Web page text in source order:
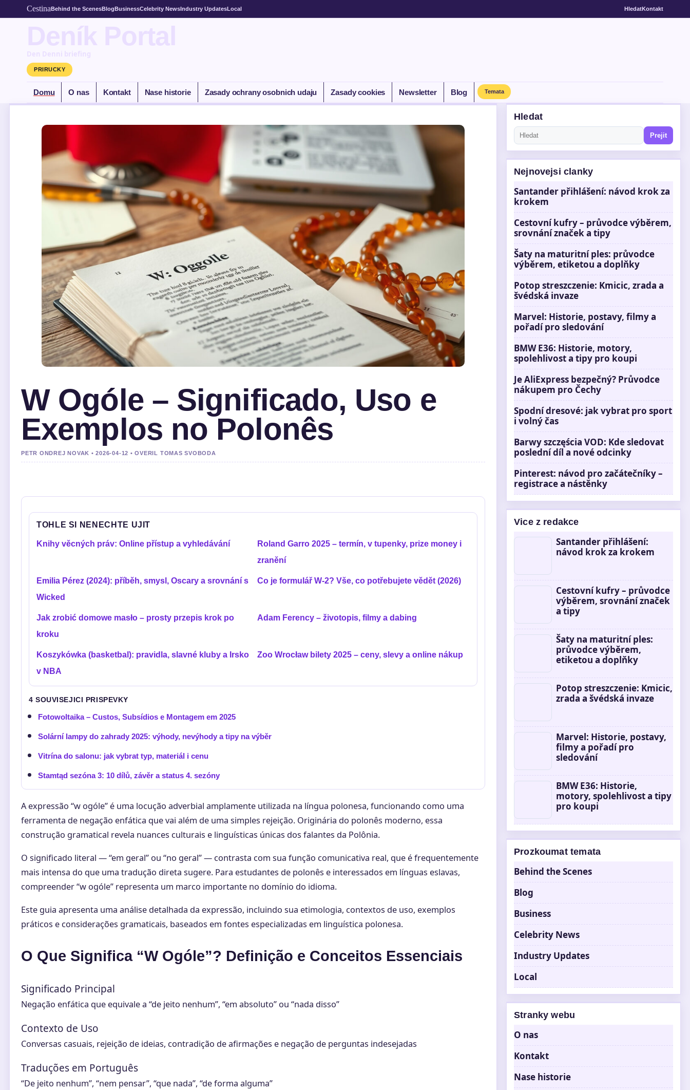
CestinaBehind the ScenesBlogBusinessCelebrity NewsIndustry UpdatesLocal HledatKontakt
Deník Portal
Den Denni briefing
PRIRUCKY
Domu O nas Kontakt Nase historie Zasady ochrany osobnich udaju Zasady cookies Newsletter Blog Temata
W Ogóle – Significado, Uso e
Exemplos no Polonês
PETR ONDREJ NOVAK • 2026-04-12 • OVERIL TOMAS SVOBODA
TOHLE SI NENECHTE UJIT
Knihy věcných práv: Online přístup a vyhledávání
Roland Garro 2025 – termín, v tupenky, prize money i
zranění
Emilia Pérez (2024): příběh, smysl, Oscary a srovnání s
Wicked
Co je formulář W-2? Vše, co potřebujete vědět (2026)
Jak zrobić domowe masło – prosty przepis krok po
kroku
Adam Ferency – životopis, filmy a dabing
Koszykówka (basketbal): pravidla, slavné kluby a Irsko
v NBA
Zoo Wrocław bilety 2025 – ceny, slevy a online nákup
4 SOUVISEJICI PRISPEVKY
Fotowoltaika – Custos, Subsídios e Montagem em 2025
Solární lampy do zahrady 2025: výhody, nevýhody a tipy na výběr
Vitrína do salonu: jak vybrat typ, materiál i cenu
Stamtąd sezóna 3: 10 dílů, závěr a status 4. sezóny
A expressão “w ogóle” é uma locução adverbial amplamente utilizada na língua polonesa, funcionando como uma
ferramenta de negação enfática que vai além de uma simples rejeição. Originária do polonês moderno, essa
construção gramatical revela nuances culturais e linguísticas únicas dos falantes da Polônia.
O significado literal — “em geral” ou “no geral” — contrasta com sua função comunicativa real, que é frequentemente
mais intensa do que uma tradução direta sugere. Para estudantes de polonês e interessados em línguas eslavas,
compreender “w ogóle” representa um marco importante no domínio do idioma.
Este guia apresenta uma análise detalhada da expressão, incluindo sua etimologia, contextos de uso, exemplos
práticos e considerações gramaticais, baseados em fontes especializadas em linguística polonesa.
O Que Significa “W Ogóle”? Definição e Conceitos Essenciais
Significado Principal
Negação enfática que equivale a “de jeito nenhum”, “em absoluto” ou “nada disso”
Contexto de Uso
Conversas casuais, rejeição de ideias, contradição de afirmações e negação de perguntas indesejadas
Traduções em Português
“De jeito nenhum”, “nem pensar”, “que nada”, “de forma alguma”
Hledat
Prejit
Nejnovejsi clanky
Santander přihlášení: návod krok za
krokem
Cestovní kufry – průvodce výběrem,
srovnání značek a tipy
Šaty na maturitní ples: průvodce
výběrem, etiketou a doplňky
Potop streszczenie: Kmicic, zrada a
švédská invaze
Marvel: Historie, postavy, filmy a
pořadí pro sledování
BMW E36: Historie, motory,
spolehlivost a tipy pro koupi
Je AliExpress bezpečný? Průvodce
nákupem pro Čechy
Spodní dresové: jak vybrat pro sport
i volný čas
Barwy szczęścia VOD: Kde sledovat
poslední díl a nové odcinky
Pinterest: návod pro začátečníky –
registrace a nástěnky
Vice z redakce
Santander přihlášení:
návod krok za krokem
Cestovní kufry – průvodce
výběrem, srovnání značek
a tipy
Šaty na maturitní ples:
průvodce výběrem,
etiketou a doplňky
Potop streszczenie: Kmicic,
zrada a švédská invaze
Marvel: Historie, postavy,
filmy a pořadí pro
sledování
BMW E36: Historie,
motory, spolehlivost a tipy
pro koupi
Prozkoumat temata
Behind the Scenes
Blog
Business
Celebrity News
Industry Updates
Local
Stranky webu
O nas
Kontakt
Nase historie